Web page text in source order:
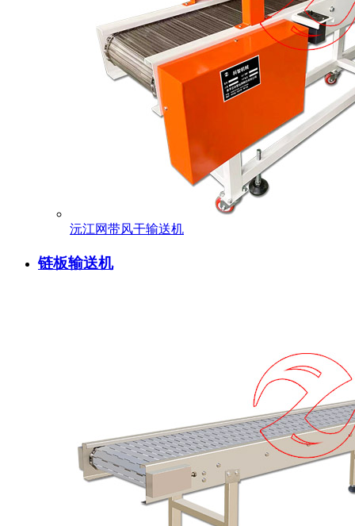
沅江网带风干输送机
链板输送机